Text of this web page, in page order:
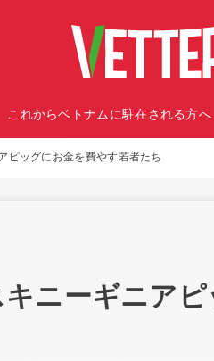
これからベトナムに駐在される方へ
ピッグにお金を費やす若者たち
ニーギニア